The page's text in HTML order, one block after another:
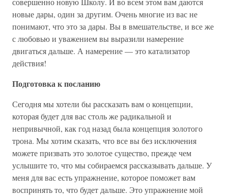
новые дары, один за другим. Очень многие из вас не
понимают, что это за дары. Вы в вмешательстве, и все же
с любовью и уважением вы выразили намерение
двигаться дальше. А намерение — это катализатор
действия!
Подготовка к посланию
Сегодня мы хотели бы рассказать вам о концепции,
которая будет для вас столь же радикальной и
непривычной, как год назад была концепция золотого
трона. Мы хотим сказать, что все вы без исключения
можете призвать это золотое существо, прежде чем
услышите то, что мы собираемся рассказывать дальше. У
меня для вас есть упражнение, которое поможет вам
воспринять то, что будет дальше. Это упражнение мой